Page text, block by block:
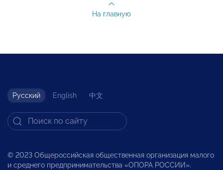
На главную
Русский English 中文
© 2023 Общероссийская общественная организация малого
и среднего предпринимательства «ОПОРА РОССИИ».